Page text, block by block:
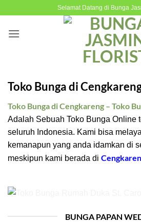
content
Selamat Datang di Bunga
Toko Bunga di
Toko Bunga di Cengkareng – Toko
Adalah Sebuah Toko Bunga Online
seluruh Indonesia. Kami bisa
kemanapun yang anda idamkan di
meskipun kami berada di
BUNGA PAPAN